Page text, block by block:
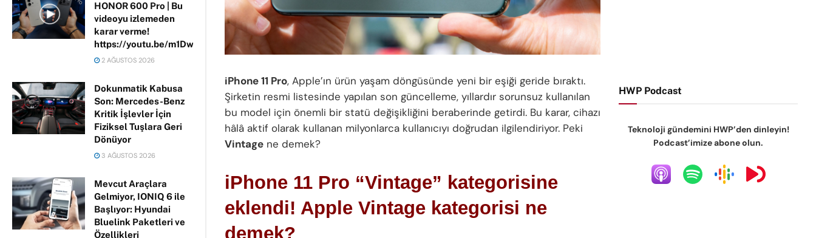
HONOR 600 Pro | Bu
videoyu izlemeden
karar verme!
https://youtu.be/m1DwhP3lPCM
2 AĞUSTOS 2026
Dokunmatik Kabusa
Son: Mercedes-Benz
Kritik İşlevler İçin
Fiziksel Tuşlara Geri
Dönüyor
3 AĞUSTOS 2026
Mevcut Araçlara
Gelmiyor, IONIQ 6 ile
Başlıyor: Hyundai
Bluelink Paketleri ve
Özellikleri
iPhone 11 Pro, Apple’ın ürün yaşam döngüsünde yeni bir eşiği geride bıraktı.
Şirketin resmi listesinde yapılan son güncelleme, yıllardır sorunsuz kullanılan
bu model için önemli bir statü değişikliğini beraberinde getirdi. Bu karar, cihazı
hâlâ aktif olarak kullanan milyonlarca kullanıcıyı doğrudan ilgilendiriyor. Peki
Vintage ne demek?
iPhone 11 Pro “Vintage” kategorisine
eklendi! Apple Vintage kategorisi ne
demek?
HWP Podcast
Teknoloji gündemini HWP’den dinleyin!
Podcast’imize abone olun.